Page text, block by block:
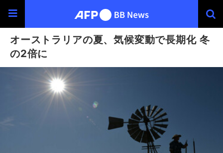
オーストラリアの夏、気候変動で長期化 冬
の2倍に